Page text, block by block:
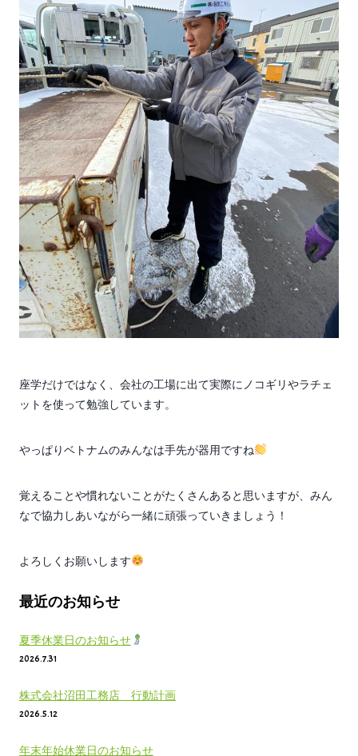
座学だけではなく、会社の工場に出て実際にノコギリやラチェ
ットを使って勉強しています。
やっぱりベトナムのみんなは手先が器用ですね
覚えることや慣れないことがたくさんあると思いますが、みん
なで協力しあいながら一緒に頑張っていきましょう！
よろしくお願いします
最近のお知らせ
夏季休業日のお知らせ
2026.7.31
株式会社沼田工務店 行動計画
2026.5.12
年末年始休業日のお知らせ